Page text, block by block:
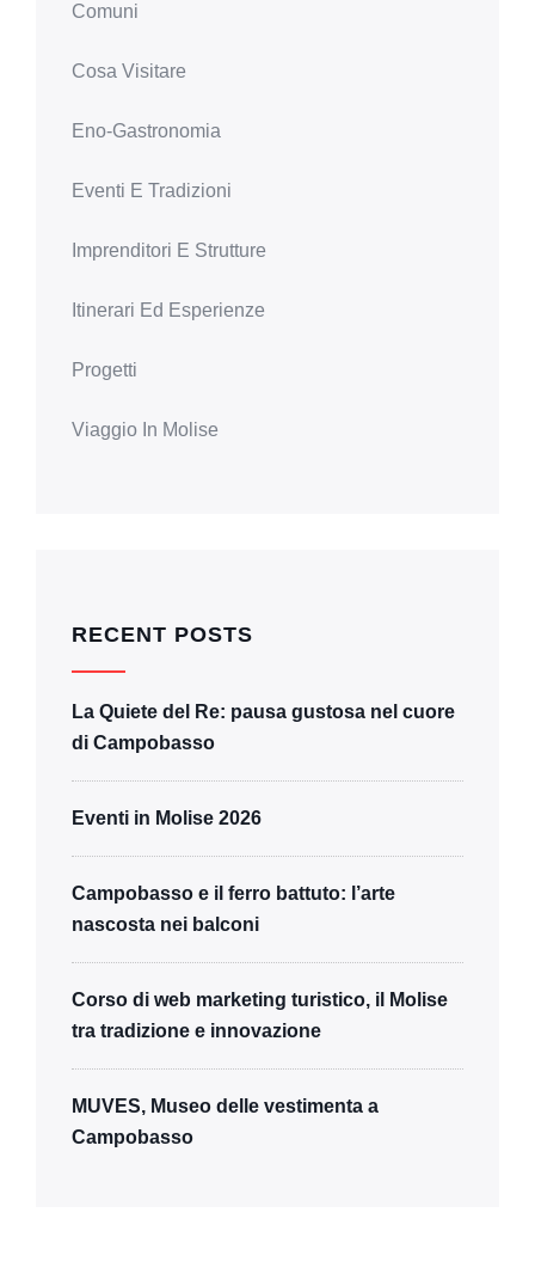
Comuni
Cosa Visitare
Eno-Gastronomia
Eventi E Tradizioni
Imprenditori E Strutture
Itinerari Ed Esperienze
Progetti
Viaggio In Molise
RECENT POSTS
La Quiete del Re: pausa gustosa nel cuore
di Campobasso
Eventi in Molise 2026
Campobasso e il ferro battuto: l’arte
nascosta nei balconi
Corso di web marketing turistico, il Molise
tra tradizione e innovazione
MUVES, Museo delle vestimenta a
Campobasso